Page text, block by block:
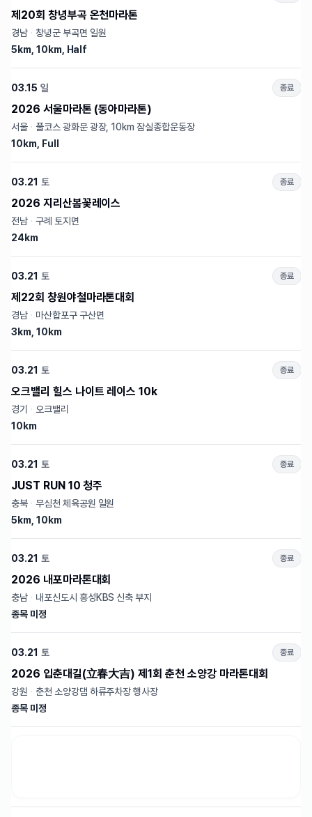
제20회 창녕부곡 온천마라톤
경남 · 창녕군 부곡면 일원
5km, 10km, Half
03.15 일 종료
2026 서울마라톤 (동아마라톤)
서울 · 풀코스 광화문 광장, 10km 잠실종합운동장
10km, Full
03.21 토 종료
2026 지리산봄꽃레이스
전남 · 구례 토지면
24km
03.21 토 종료
제22회 창원야철마라톤대회
경남 · 마산합포구 구산면
3km, 10km
03.21 토 종료
오크밸리 힐스 나이트 레이스 10k
경기 · 오크밸리
10km
03.21 토 종료
JUST RUN 10 청주
충북 · 무심천 체육공원 일원
5km, 10km
03.21 토 종료
2026 내포마라톤대회
충남 · 내포신도시 홍성KBS 신축 부지
종목 미정
03.21 토 종료
2026 입춘대길(立春大吉) 제1회 춘천 소양강 마라톤대회
강원 · 춘천 소양강댐 하류주차장 행사장
종목 미정